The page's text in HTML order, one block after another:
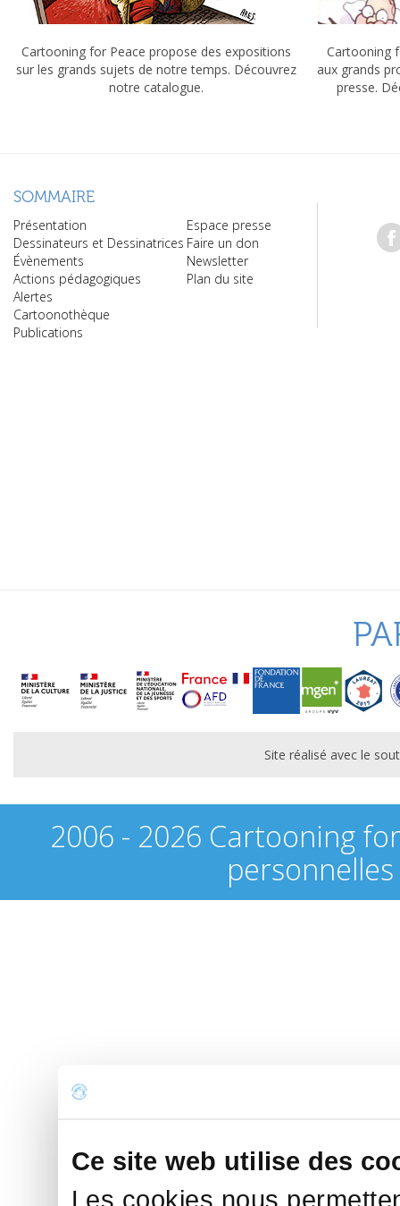
Ce site web utilise des
Les cookies nous
Cartooning for Peace propose des expositions
sur les grands sujets de notre temps. Découvrez
notre catalogue.
Cartooning
aux grands
presse.
SOMMAIRE
Présentation
Dessinateurs et Dessinatrices
Évènements
Actions pédagogiques
Alertes
Cartoonothèque
Publications
Espace presse
Faire un don
Newsletter
Plan du site
Site réalisé avec le
2006 - 2026 Cartooning
personnelles